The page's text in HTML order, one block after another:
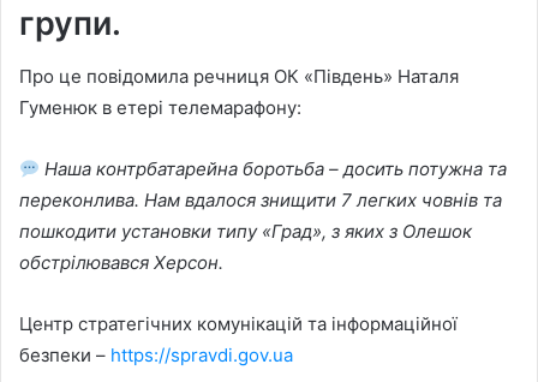
групи.
Про це повідомила речниця ОК «Південь» Наталя
Гуменюк в етері телемарафону:
Наша контрбатарейна боротьба – досить потужна та
переконлива. Нам вдалося знищити 7 легких човнів та
пошкодити установки типу «Град», з яких з Олешок
обстрілювався Херсон.
Центр стратегічних комунікацій та інформаційної
безпеки – https://spravdi.gov.ua